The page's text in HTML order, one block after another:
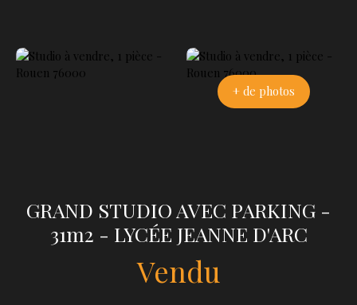
+ de photos
GRAND STUDIO AVEC PARKING -
31m2 - LYCÉE JEANNE D'ARC
Vendu